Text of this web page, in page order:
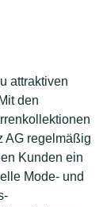
attraktiven
den
AG regelmäßig
Kunden ein
Mode- und